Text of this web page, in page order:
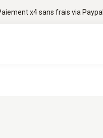
x4 sans frais via